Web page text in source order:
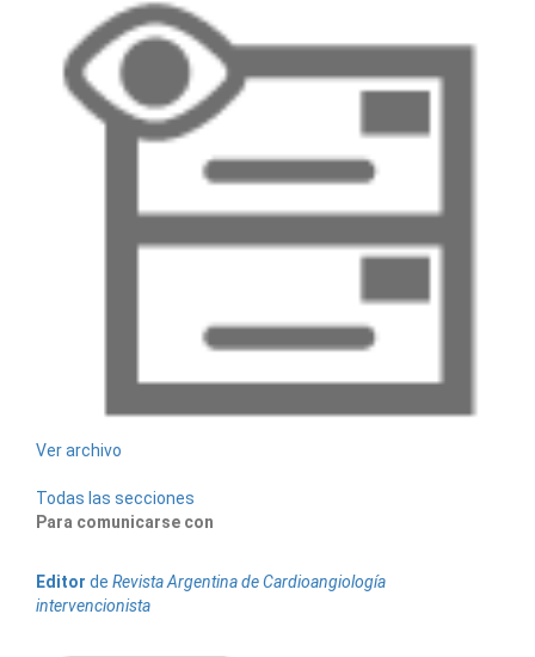
Ver archivo
Todas las secciones
Para comunicarse con
Editor de Revista Argentina de Cardioangiología
intervencionista